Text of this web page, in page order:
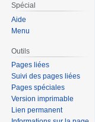
Spécial
Aide
Menu
Outils
Pages liées
Suivi des pages liées
Pages spéciales
Version imprimable
Lien permanent